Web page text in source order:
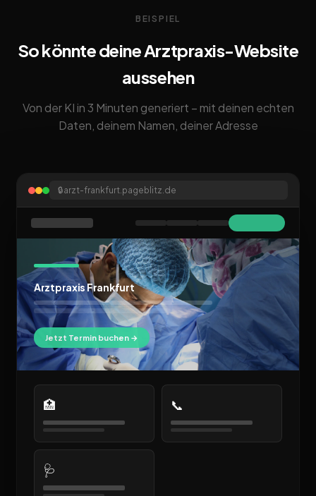
BEISPIEL
So könnte deine Arztpraxis-Website
aussehen
Von der KI in 3 Minuten generiert – mit deinen echten
Daten, deinem Namen, deiner Adresse
🔒arzt-frankfurt.pageblitz.de
Arztpraxis Frankfurt
Jetzt Termin buchen →
🏥 📞
🩺